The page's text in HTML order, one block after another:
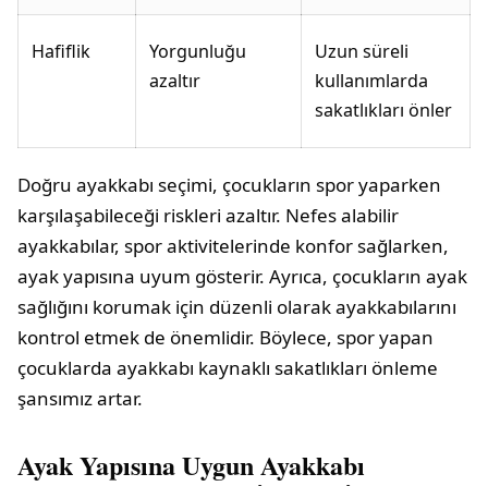
Hafiflik
Yorgunluğu
azaltır
Uzun süreli
kullanımlarda
sakatlıkları önler
Doğru ayakkabı seçimi, çocukların spor yaparken
karşılaşabileceği riskleri azaltır. Nefes alabilir
ayakkabılar, spor aktivitelerinde konfor sağlarken,
ayak yapısına uyum gösterir. Ayrıca, çocukların ayak
sağlığını korumak için düzenli olarak ayakkabılarını
kontrol etmek de önemlidir. Böylece, spor yapan
çocuklarda ayakkabı kaynaklı sakatlıkları önleme
şansımız artar.
Ayak Yapısına Uygun Ayakkabı